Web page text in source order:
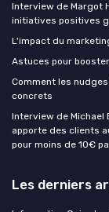
Interview de Margot
initiatives positives
L'impact du
Astuces pour
Comment les
concrets
Interview de Michael
apporte des clients
pour moins de 10€
Les derniers